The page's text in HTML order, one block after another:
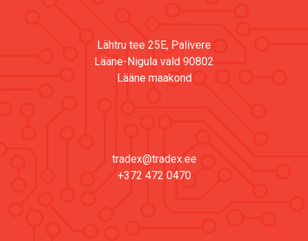
Lähtru tee 25E, Palivere
Lääne-Nigula vald 90802
Lääne maakond
tradex@tradex.ee
+372 472 0470